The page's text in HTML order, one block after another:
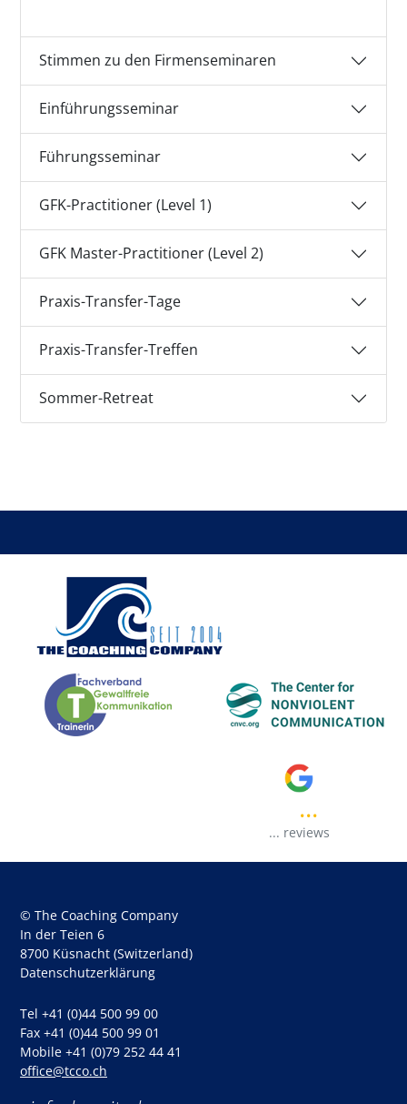
Stimmen zu den Firmenseminaren
Einführungsseminar
Führungsseminar
GFK-Practitioner (Level 1)
GFK Master-Practitioner (Level 2)
Praxis-Transfer-Tage
Praxis-Transfer-Treffen
Sommer-Retreat
...
... reviews
© The Coaching Company
In der Teien 6
8700 Küsnacht (Switzerland)
Datenschutzerklärung
Tel +41 (0)44 500 99 00
Fax +41 (0)44 500 99 01
Mobile +41 (0)79 252 44 41
office@tcco.ch